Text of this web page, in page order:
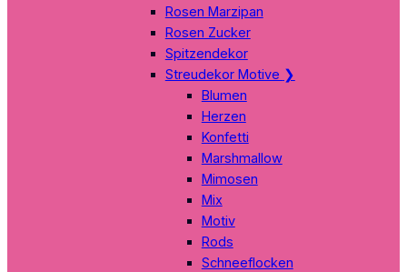
Rosen Marzipan
Rosen Zucker
Spitzendekor
Streudekor Motive ❯
Blumen
Herzen
Konfetti
Marshmallow
Mimosen
Mix
Motiv
Rods
Schneeflocken